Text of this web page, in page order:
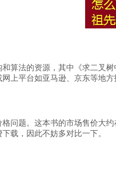
算法的资源，其中《求二叉
上平台如亚马逊、京东等地
问题。这本书的市场售价大
载，因此不妨多对比一下。